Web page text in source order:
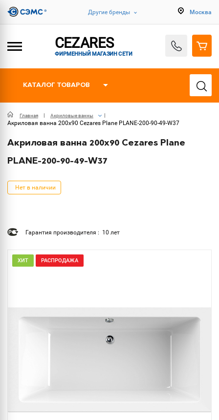
Другие бренды Москва
CEZARES
ФИРМЕННЫЙ МАГАЗИН СЕТИ
КАТАЛОГ ТОВАРОВ
Главная Акриловые ванны
Акриловая ванна 200x90 Cezares Plane PLANE-200-90-49-W37
Акриловая ванна 200x90 Cezares Plane
PLANE-200-90-49-W37
Нет в наличии
Гарантия производителя : 10 лет
ХИТ РАСПРОДАЖА